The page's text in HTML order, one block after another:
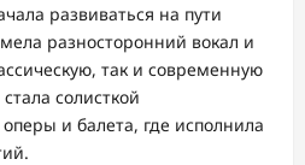
развиваться на пути
разносторонний вокал и
так и современную
солисткой
и балета, где исполнила